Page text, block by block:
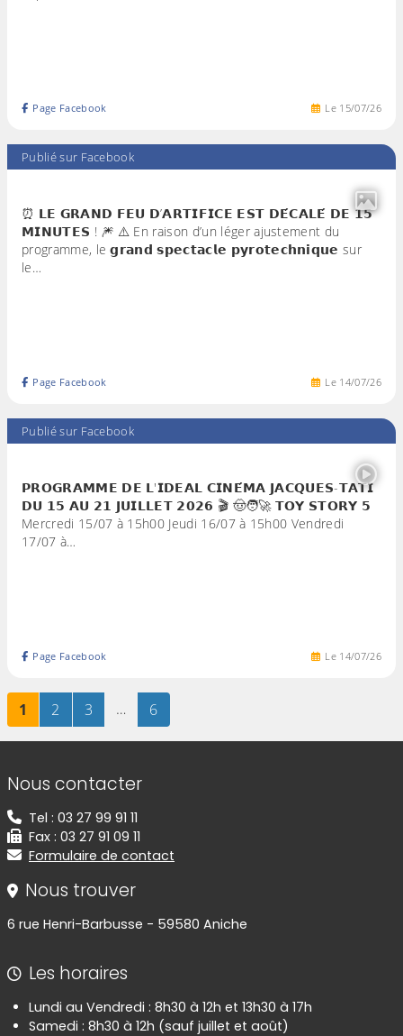
Le 15/07/26
Page Facebook
Publié sur Facebook
⏰ 𝗟𝗘 𝗚𝗥𝗔𝗡𝗗 𝗙𝗘𝗨 𝗗’𝗔𝗥𝗧𝗜𝗙𝗜𝗖𝗘 𝗘𝗦𝗧 𝗗𝗘́𝗖𝗔𝗟𝗘́ 𝗗𝗘 𝟭𝟱
𝗠𝗜𝗡𝗨𝗧𝗘𝗦 ! 🎆 ⚠️ En raison d’un léger ajustement du
programme, le 𝗴𝗿𝗮𝗻𝗱 𝘀𝗽𝗲𝗰𝘁𝗮𝗰𝗹𝗲 𝗽𝘆𝗿𝗼𝘁𝗲𝗰𝗵𝗻𝗶𝗾𝘂𝗲 sur
le…
Le 14/07/26
Page Facebook
Publié sur Facebook
𝗣𝗥𝗢𝗚𝗥𝗔𝗠𝗠𝗘 𝗗𝗘 𝗟'𝗜𝗗𝗘𝗔𝗟 𝗖𝗜𝗡𝗘́𝗠𝗔 𝗝𝗔𝗖𝗤𝗨𝗘𝗦-𝗧𝗔𝗧𝗜
𝗗𝗨 𝟭𝟱 𝗔𝗨 𝟮𝟭 𝗝𝗨𝗜𝗟𝗟𝗘𝗧 𝟮𝟬𝟮𝟲 🎬 🤠🧑‍🚀 𝗧𝗢𝗬 𝗦𝗧𝗢𝗥𝗬 𝟱
Mercredi 15/07 à 15h00 Jeudi 16/07 à 15h00 Vendredi
17/07 à…
Le 14/07/26
Page Facebook
Page
1 sur 6Page
2 sur 6Page
3sur 6
… Page
6sur 6
Informations de contact
Nous contacter
Tel : 03 27 99 91 11
Fax : 03 27 91 09 11
Formulaire de contact
Nous trouver
6 rue Henri-Barbusse - 59580 Aniche
Les horaires
Lundi au Vendredi : 8h30 à 12h et 13h30 à 17h
Samedi : 8h30 à 12h (sauf juillet et août)